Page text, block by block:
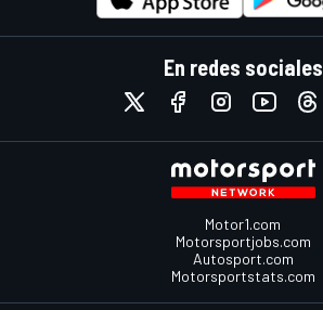
En redes sociales
Motor1.com
Motorsportjobs.com
Autosport.com
Motorsportstats.com